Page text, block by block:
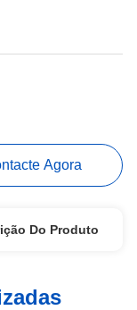
Agora
Do Produto